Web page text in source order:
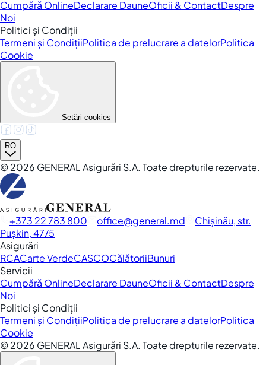
Cumpără OnlineDeclarare DauneOficii & ContactDespre
Noi
Politici și Condiții
Termeni și CondițiiPolitica de prelucrare a datelorPolitica
Cookie
Setări cookies
RO
©2026 GENERAL Asigurări S.A. Toate drepturile rezervate.
+373 22 783 800 office general.md
Chișinău, str.
Pușkin, 47/5
Asigurări
RCACarte VerdeCASCOCălătoriiBunuri
Servicii
Cumpără OnlineDeclarare DauneOficii & ContactDespre
Noi
Politici și Condiții
Termeni și CondițiiPolitica de prelucrare a datelorPolitica
Cookie
©2026 GENERAL Asigurări S.A. Toate drepturile rezervate.